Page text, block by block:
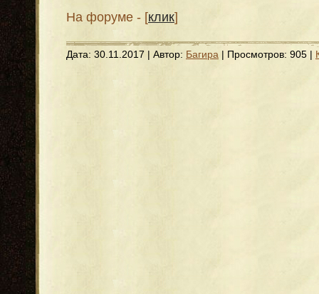
На форуме - [клик]
Дата: 30.11.2017 | Автор: Багира | Просмотров: 905 |